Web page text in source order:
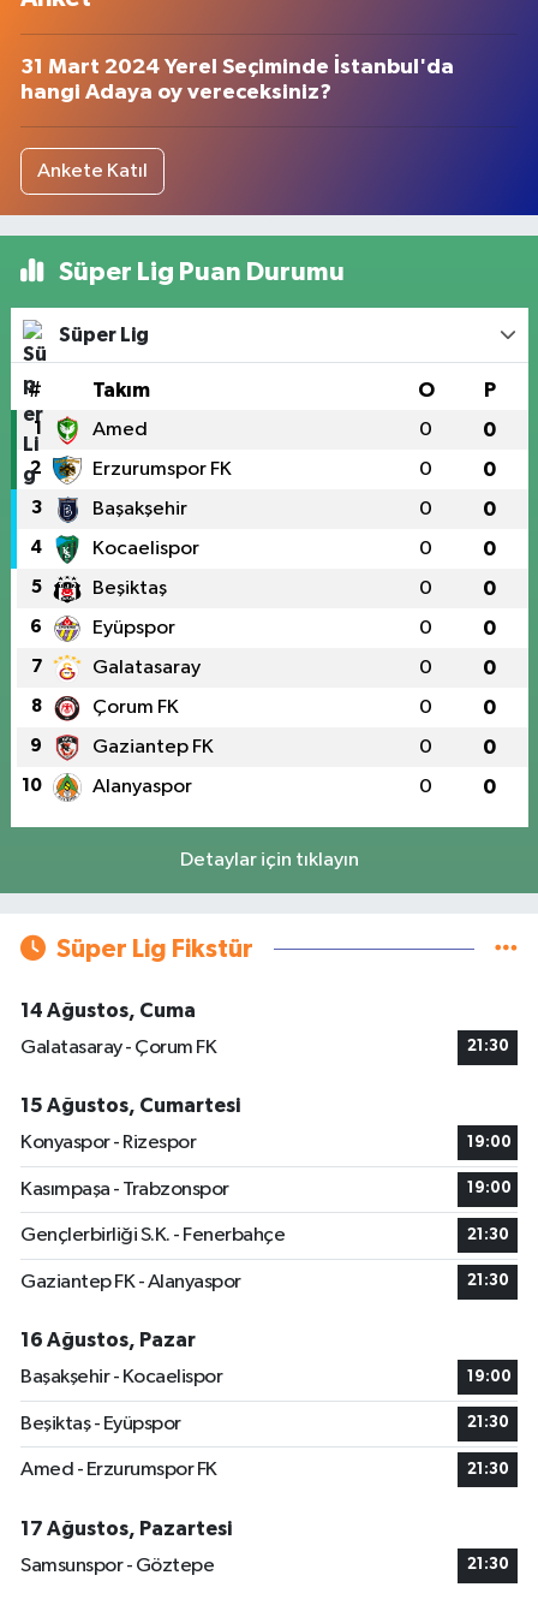
31 Mart 2024 Yerel Seçiminde İstanbul'da
hangi Adaya oy vereceksiniz?
Ankete Katıl
Süper Lig Puan Durumu
Süper Lig
# Takım O P
1 Amed 0 0
2 Erzurumspor FK 0 0
3 Başakşehir 0 0
4 Kocaelispor 0 0
5 Beşiktaş 0 0
6 Eyüpspor 0 0
7 Galatasaray 0 0
8 Çorum FK 0 0
9 Gaziantep FK 0 0
10 Alanyaspor 0 0
Detaylar için tıklayın
Süper Lig Fikstür
14 Ağustos, Cuma
Galatasaray - Çorum FK
21:30
15 Ağustos, Cumartesi
Konyaspor - Rizespor
19:00
Kasımpaşa - Trabzonspor 19:00
Gençlerbirliği S.K. - Fenerbahçe 21:30
Gaziantep FK - Alanyaspor 21:30
16 Ağustos, Pazar
Başakşehir - Kocaelispor
19:00
Beşiktaş - Eyüpspor 21:30
Amed - Erzurumspor FK 21:30
17 Ağustos, Pazartesi
Samsunspor - Göztepe
21:30